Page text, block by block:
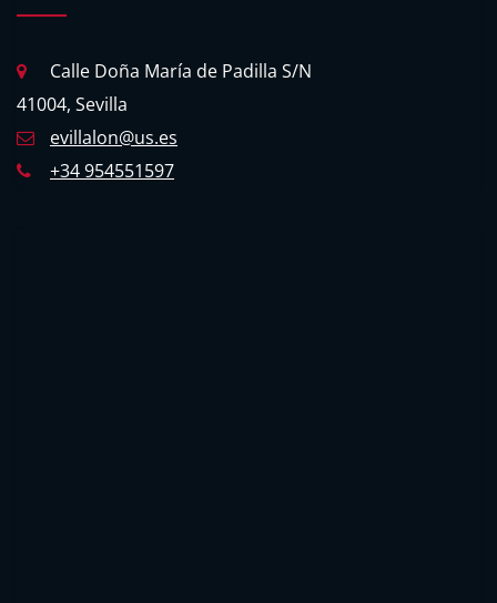
Calle Doña María de Padilla S/N
41004, Sevilla
evillalon@us.es
+34 954551597